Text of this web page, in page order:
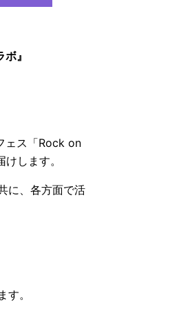
』
ェス「Rock on
します。
に、各方面で活
。